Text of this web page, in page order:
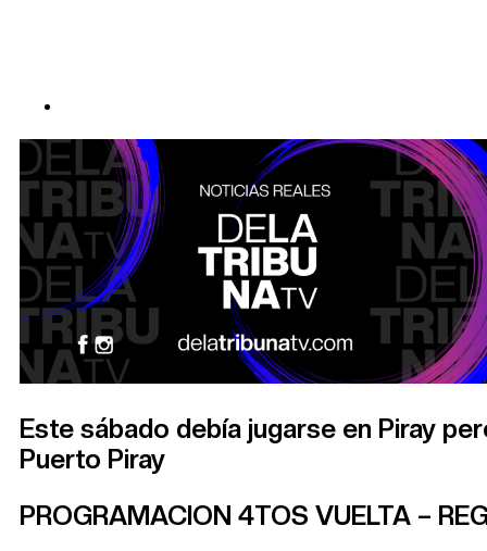
Este sábado debía jugarse en Piray
Puerto Piray
PROGRAMACION 4TOS VUELTA –